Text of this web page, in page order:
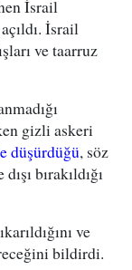
İsrail
İsrail
ve taarruz
gizli askeri
düşürdüğü, söz
bırakıldığı
ve
bildirdi.